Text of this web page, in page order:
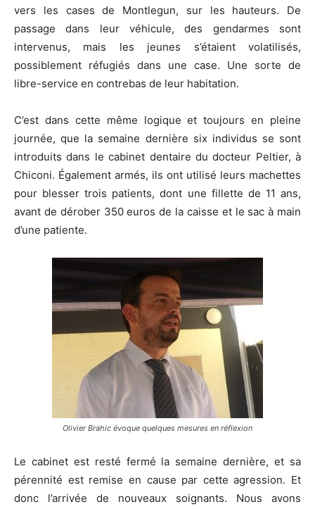
vers les cases de Montlegun, sur les hauteurs. De
passage dans leur véhicule, des gendarmes sont
intervenus, mais les jeunes s’étaient volatilisés,
possiblement réfugiés dans une case. Une sorte de
libre-service en contrebas de leur habitation.
C’est dans cette même logique et toujours en pleine
journée, que la semaine dernière six individus se sont
introduits dans le cabinet dentaire du docteur Peltier, à
Chiconi. Également armés, ils ont utilisé leurs machettes
pour blesser trois patients, dont une fillette de 11 ans,
avant de dérober 350 euros de la caisse et le sac à main
d’une patiente.
Olivier Brahic évoque quelques mesures en réflexion
Le cabinet est resté fermé la semaine dernière, et sa
pérennité est remise en cause par cette agression. Et
donc l’arrivée de nouveaux soignants. Nous avons